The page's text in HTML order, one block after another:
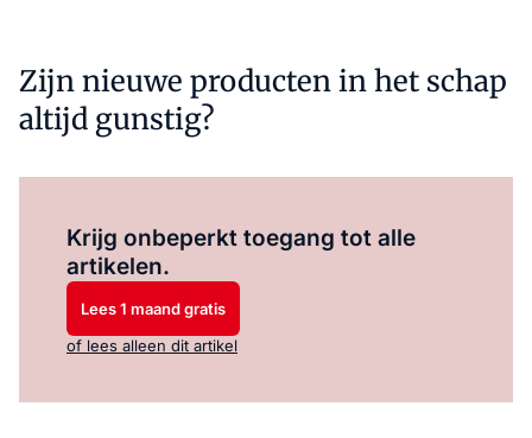
Zijn nieuwe producten in het schap
altijd gunstig?
Krijg onbeperkt toegang tot alle
artikelen.
Lees 1 maand gratis
of lees alleen dit artikel